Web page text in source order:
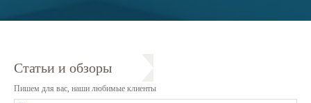
Статьи и обзоры
Пишем для вас, наши любимые клиенты